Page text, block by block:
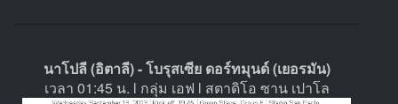
นาโปลี (อิตาลี) - โบรุสเซีย ดอร์ทมุนด์ (เยอรมัน)
เวลา 01:45 น. l กลุ่ม เอฟ l สตาดิโอ ซาน เปาโล